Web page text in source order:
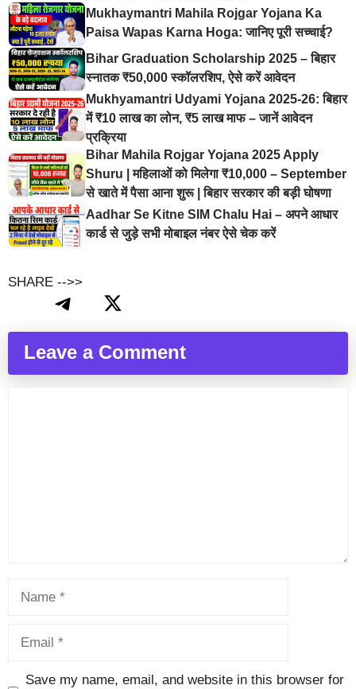
Mukhaymantri Mahila Rojgar Yojana Ka
Paisa Wapas Karna Hoga: जानिए पूरी सच्चाई?
Bihar Graduation Scholarship 2025 – बिहार
स्नातक ₹50,000 स्कॉलरशिप, ऐसे करें आवेदन
Mukhyamantri Udyami Yojana 2025-26: बिहार
में ₹10 लाख का लोन, ₹5 लाख माफ – जानें आवेदन
प्रक्रिया
Bihar Mahila Rojgar Yojana 2025 Apply
Shuru | महिलाओं को मिलेगा ₹10,000 – September
से खाते में पैसा आना शुरू | बिहार सरकार की बड़ी घोषणा
Aadhar Se Kitne SIM Chalu Hai – अपने आधार
कार्ड से जुड़े सभी मोबाइल नंबर ऐसे चेक करें
SHARE -->>
Leave a Comment
Save my name, email, and website in this browser for